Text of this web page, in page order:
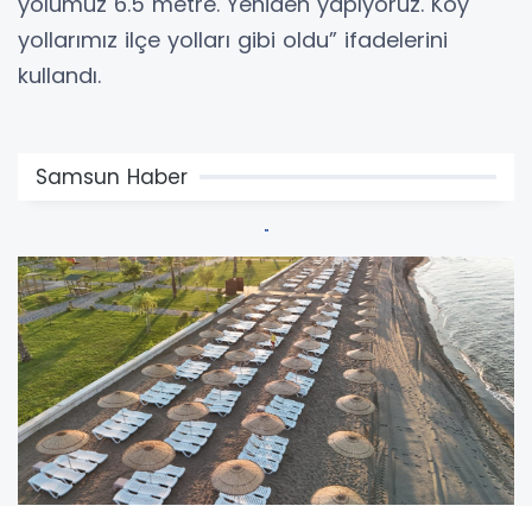
yollarımız ilçe yolları gibi oldu” ifadelerini
kullandı.
Samsun Haber